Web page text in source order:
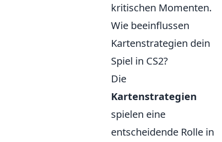
kritischen Momenten.
Wie beeinflussen
Kartenstrategien dein
Spiel in CS2?
Die
Kartenstrategien
spielen eine
entscheidende Rolle in